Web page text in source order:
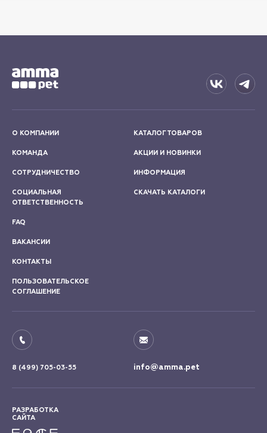
О КОМПАНИИ
КОМАНДА
СОТРУДНИЧЕСТВО
СОЦИАЛЬНАЯ
ОТВЕТСТВЕННОСТЬ
КАТАЛОГ ТОВАРОВ
АКЦИИ И НОВИНКИ
ИНФОРМАЦИЯ
СКАЧАТЬ КАТАЛОГИ
FAQ
ВАКАНСИИ
КОНТАКТЫ
ПОЛЬЗОВАТЕЛЬСКОЕ
СОГЛАШЕНИЕ
8 (499) 705-03-55 info@amma.pet
РАЗРАБОТКА
САЙТА